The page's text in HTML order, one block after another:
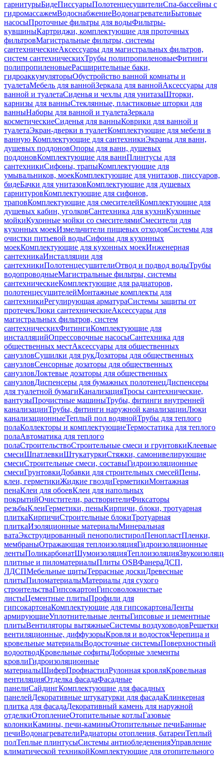
гарнитурыБидеПиссуарыПолотенцесушителиСпа-бассейны с
гидромассажемВодоснабжениеВодонагревателиБытовые
насосыПроточные фильтры для водыФильтры-
кувшиныКартриджи, комплектующие для проточных
фильтровМагистральные фильтры, системы
сантехническиеАксессуары для магистральных фильтров,
систем сантехническихТрубы полипропиленовыеФитинги
полипропиленовыеРасширительные баки,
гидроаккумуляторыОбустройство ванной комнаты и
туалетаМебель для ваннойЗеркала для ваннойАксессуары для
ванной и туалетаСиденья и чехлы для унитазаШторки,
карнизы для ванныСтеклянные, пластиковые шторки для
ванныНаборы для ванной и туалетаЗеркала
косметическиеСиденья для ванныКоврики для ванной и
туалетаЭкран-дверки в туалетКомплектующие для мебели в
ванную Комплектующие для сантехникиЭкраны для ванн,
душевых поддоновОпоры для ванн, душевых
поддоновКомплектующие для ваннПлинтусы для
сантехникиСифоны, трапыКомплектующие для
умывальников, моекКомплектующие для унитазов, писсуаров,
бидеБачки для унитазовКомплектующие для душевых
гарнитуровКомплектующие для сифонов,
траповКомплектующие для смесителейКомплектующие для
душевых кабин, уголковСантехника для кухниКухонные
мойкиКухонные мойки со смесителямиСмесители для
кухонных моекИзмельчители пищевых отходовСистемы для
очистки питьевой водыСифоны для кухонных
моекКомплектующие для кухонных моекИнженерная
сантехникаИнсталляции для
сантехникиПолотенцесушителиОтвод и подвод водыТрубы
водопроводныеМагистральные фильтры, системы
сантехническиеКомплектующие для радиаторов,
полотенцесушителейМонтажные комплекты для
сантехникиРегулирующая арматураСистемы защиты от
протечекЛюки сантехническиеАксессуары для
магистральных фильтров, систем
сантехническихФитингиКомплектующие для
инсталляцийОпрессовочные насосыСантехника для
общественных местАксессуары для общественных
санузловСушилки для рукДозаторы для общественных
санузловСенсорные дозаторы для общественных
санузловЛоктевые дозаторы для общественных
санузловДиспенсеры для бумажных полотенецДиспенсеры
для туалетной бумагиКанализацияТросы сантехнические,
вантузыПрочистные машиныТрубы, фитинги внутренней
канализацииТрубы, фитинги наружной канализацииЛюки
канализационныеТеплый пол водянойТрубы для теплого
полаКоллекторы и комплектующиеТермостатика для теплого
полаАвтоматика для теплого
полаСтроительствоСтроительные смеси и грунтовкиКлеевые
смесиШпатлевкиШтукатуркиСтяжки, самонивелирующие
смесиСтроительные смеси, составыГидроизоляционные
смесиГрунтовкиДобавки для строительных смесейПены,
клеи, герметикиЖидкие гвоздиГерметикиМонтажная
пенаКлеи для обоевКлеи для напольных
покрытийОчистители, растворителиФиксаторы
резьбыКлеиГерметики, пеныКирпичи, блоки, тротуарная
плиткаКирпичиСтроительные блокиТротуарная
плиткаИзоляционные материалыМинеральная
ватаЭкструдированный пенополистиролПенопластПленки,
мембраныОтражающая теплоизоляцияГидроизоляционные
лентыПоликарбонатШумоизоляцияТеплоизоляция
плитные и пиломатериалыПлиты OSBФанераДСП,
ЛДСПМебельные щитыТеррасные доскиДревесные
плитыПиломатериалыМатериалы для сухого
строительстваГипсокартонГипсоволокнистые
листыЦементные плитыПрофили для
гипсокартонаКомплектующие для гипсокартонаЛенты
армирующиеУплотнительные лентыГипсовые и цементные
плитыВентиляторы вытяжныеСистемы воздуховодовРешетки
вентиляционные, диффузорыКровля и водостокЧерепица и
кровельные материалыВодосточные системыПоверхностный
водоотводКровельные софитыДоборные элементы
кровлиГидроизоляционные
материалыШиферПрофнастилРулонная кровляКровельная
вентиляцияОтделка фасадаФасадные
панелиСайдингКомплектующие для фасадных
панелейДекоративные штукатурки для фасадаКлинкерная
плитка для фасадаДекоративный камень для наружной
отделкиОтоплениеОтопительные котлыГазовые
колонкиКамины, печи-каминыОтопительные печиБанные
печиВодонагревателиРадиаторы отопления, батареиТеплый
полТеплые плинтусыСистемы антиобледененияУправление
климатической техникойКомплектующие для отопительного